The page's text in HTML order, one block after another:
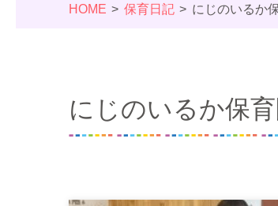
HOME 保育日記 にじのいるか
にじのいるか保